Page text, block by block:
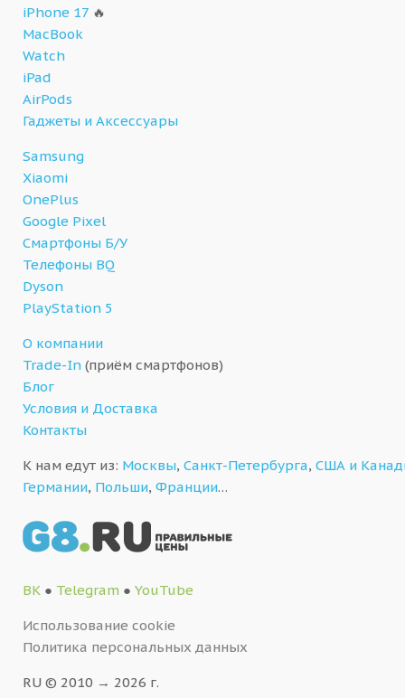
iPhone 17 🔥
MacBook
Watch
iPad
AirPods
Гаджеты и Аксессуары
Samsung
Xiaomi
OnePlus
Google Pixel
Смартфоны Б/У
Телефоны BQ
Dyson
PlayStation 5
О компании
Trade-In (приём смартфонов)
Блог
Условия и Доставка
Контакты
К нам едут из: Москвы, Санкт-Петербурга, США и
Германии, Польши, Франции…
ВК ● Telegram ● YouTube
Использование cookie
Политика персональных данных
RU © 2010 → 2026 г.